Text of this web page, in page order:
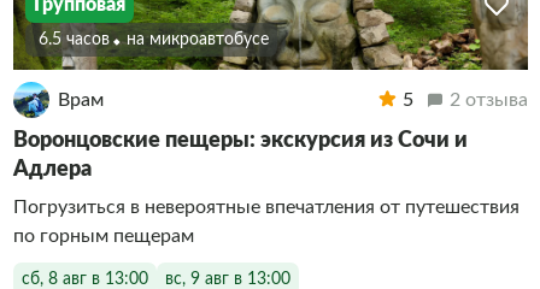
Групповая
6.5 часов На микроавтобусе
Врам 5 2 отзыва
Воронцовские пещеры: экскурсия из Сочи и
Адлера
Погрузиться в невероятные впечатления от путешествия
по горным пещерам
сб, 8 авг в 13:00 вс, 9 авг в 13:00